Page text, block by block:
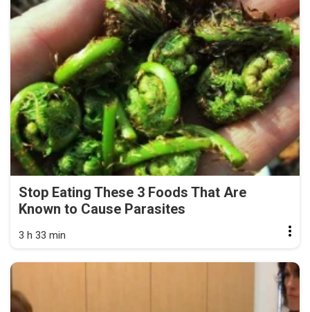
Stop Eating These 3 Foods That Are
Known to Cause Parasites
3 h 33 min